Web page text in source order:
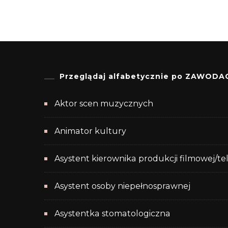
Przeglądaj alfabetycznie po
Aktor scen muzycznych
Animator kultury
Asystent kierownika produkcji filmowej/
Asystent osoby niepełnosprawnej
Asystentka stomatologiczna